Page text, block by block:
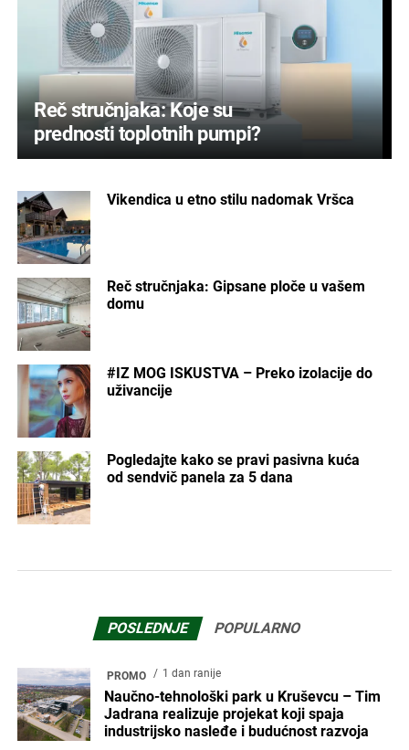
Reč stručnjaka: Koje su
prednosti toplotnih pumpi?
Vikendica u etno stilu nadomak Vršca
Reč stručnjaka: Gipsane ploče u vašem
domu
#IZ MOG ISKUSTVA – Preko izolacije do
uživancije
Pogledajte kako se pravi pasivna kuća
od sendvič panela za 5 dana
POSLEDNJE POPULARNO
PROMO 1 dan ranije
Naučno-tehnološki park u Kruševcu – Tim
Jadrana realizuje projekat koji spaja
industrijsko nasleđe i budućnost razvoja